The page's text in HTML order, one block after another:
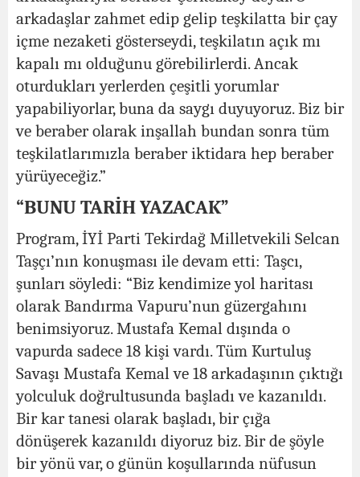
arkadaşlar zahmet edip gelip teşkilatta bir çay
içme nezaketi gösterseydi, teşkilatın açık mı
kapalı mı olduğunu görebilirlerdi. Ancak
oturdukları yerlerden çeşitli yorumlar
yapabiliyorlar, buna da saygı duyuyoruz. Biz bir
ve beraber olarak inşallah bundan sonra tüm
teşkilatlarımızla beraber iktidara hep beraber
yürüyeceğiz.”
“BUNU TARİH YAZACAK”
Program, İYİ Parti Tekirdağ Milletvekili Selcan
Taşçı’nın konuşması ile devam etti: Taşcı,
şunları söyledi: “Biz kendimize yol haritası
olarak Bandırma Vapuru’nun güzergahını
benimsiyoruz. Mustafa Kemal dışında o
vapurda sadece 18 kişi vardı. Tüm Kurtuluş
Savaşı Mustafa Kemal ve 18 arkadaşının çıktığı
yolculuk doğrultusunda başladı ve kazanıldı.
Bir kar tanesi olarak başladı, bir çığa
dönüşerek kazanıldı diyoruz biz. Bir de şöyle
bir yönü var, o günün koşullarında nüfusun